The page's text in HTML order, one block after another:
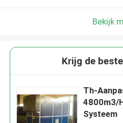
Bekijk
Krijg de
Th-
4800m3/
Systeem